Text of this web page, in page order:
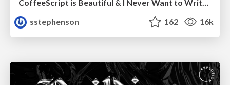
CoffeeScript is Beautiful & I Never Want to Write Plain JavaScript Again
sstephenson
162 16k